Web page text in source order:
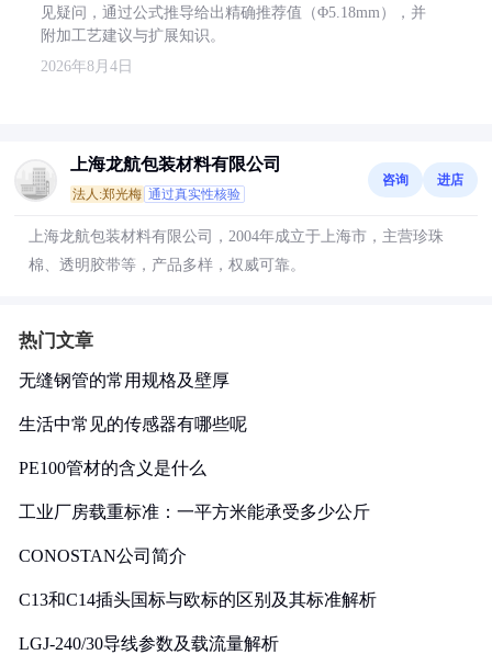
见疑问，通过公式推导给出精确推荐值（Φ5.18mm），并
附加工艺建议与扩展知识。
2026年8月4日
上海龙航包装材料有限公司
法人:郑光梅 通过真实性核验
咨询 进店
上海龙航包装材料有限公司，2004年成立于上海市，主营珍珠
棉、透明胶带等，产品多样，权威可靠。
热门文章
无缝钢管的常用规格及壁厚
生活中常见的传感器有哪些呢
PE100管材的含义是什么
工业厂房载重标准：一平方米能承受多少公斤
CONOSTAN公司简介
C13和C14插头国标与欧标的区别及其标准解析
LGJ-240/30导线参数及载流量解析